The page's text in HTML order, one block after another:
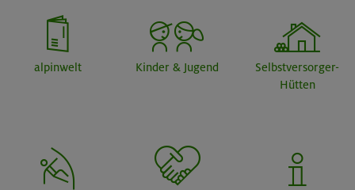
alpinwelt Kinder & Jugend
Selbstversorger-
Hütten